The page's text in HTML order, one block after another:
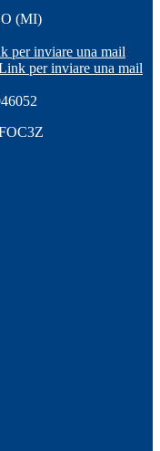
(MI)
per inviare una mail
per inviare una mail